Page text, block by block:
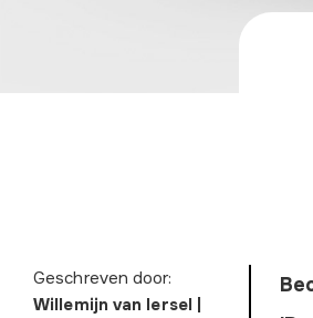
Geschreven door:
Willemijn van Iersel |